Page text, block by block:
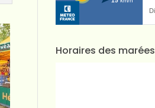
Horaires des marées